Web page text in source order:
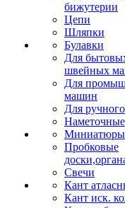
бижутерии
Цепи
Шляпки
Булавки
Для
швейных
Для
машин
Для
Наметочные
Миниатюры
Пробковые
Свечи
Кант
Кант иск.